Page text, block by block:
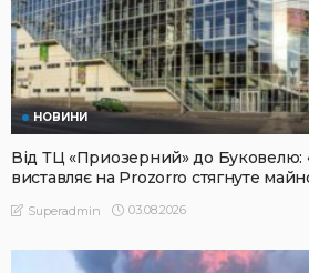
НОВИНИ
Від ТЦ «Приозерний» до Буковелю:
виставляє на Prozorro стягнуте
Superadmin 03.08.2026